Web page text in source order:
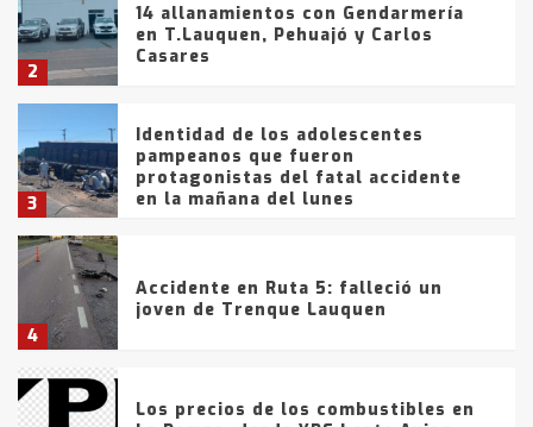
2
14 allanamientos con Gendarmería
en T.Lauquen, Pehuajó y Carlos
Casares
3
Identidad de los adolescentes
pampeanos que fueron
protagonistas del fatal accidente
en la mañana del lunes
4
Accidente en Ruta 5: falleció un
joven de Trenque Lauquen
Los precios de los combustibles en